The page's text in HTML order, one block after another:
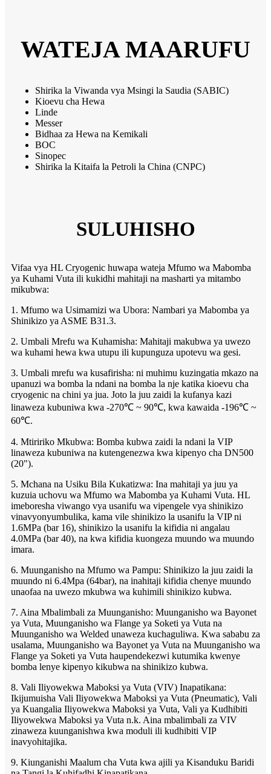
WATEJA MAARUFU
Shirika la Viwanda vya Msingi la Saudia (SABIC)
Kioevu cha Hewa
Linde
Messer
Bidhaa za Hewa na Kemikali
BOC
Sinopec
Shirika la Kitaifa la Petroli la China (CNPC)
SULUHISHO
Vifaa vya HL Cryogenic huwapa wateja Mfumo wa Mabomba
ya Kuhami Vuta ili kukidhi mahitaji na masharti ya mitambo
mikubwa:
1. Mfumo wa Usimamizi wa Ubora: Nambari ya Mabomba ya
Shinikizo ya ASME B31.3.
2. Umbali Mrefu wa Kuhamisha: Mahitaji makubwa ya uwezo
wa kuhami hewa kwa utupu ili kupunguza upotevu wa gesi.
3. Umbali mrefu wa kusafirisha: ni muhimu kuzingatia mkazo na
upanuzi wa bomba la ndani na bomba la nje katika kioevu cha
cryogenic na chini ya jua. Joto la juu zaidi la kufanya kazi
linaweza kubuniwa kwa -270℃ ~ 90℃, kwa kawaida -196℃ ~
60℃.
4. Mtiririko Mkubwa: Bomba kubwa zaidi la ndani la VIP
linaweza kubuniwa na kutengenezwa kwa kipenyo cha DN500
(20").
5. Mchana na Usiku Bila Kukatizwa: Ina mahitaji ya juu ya
kuzuia uchovu wa Mfumo wa Mabomba ya Kuhami Vuta. HL
imeboresha viwango vya usanifu wa vipengele vya shinikizo
vinavyonyumbulika, kama vile shinikizo la usanifu la VIP ni
1.6MPa (bar 16), shinikizo la usanifu la kifidia ni angalau
4.0MPa (bar 40), na kwa kifidia kuongeza muundo wa muundo
imara.
6. Muunganisho na Mfumo wa Pampu: Shinikizo la juu zaidi la
muundo ni 6.4Mpa (64bar), na inahitaji kifidia chenye muundo
unaofaa na uwezo mkubwa wa kuhimili shinikizo kubwa.
7. Aina Mbalimbali za Muunganisho: Muunganisho wa Bayonet
ya Vuta, Muunganisho wa Flange ya Soketi ya Vuta na
Muunganisho wa Welded unaweza kuchaguliwa. Kwa sababu za
usalama, Muunganisho wa Bayonet ya Vuta na Muunganisho wa
Flange ya Soketi ya Vuta haupendekezwi kutumika kwenye
bomba lenye kipenyo kikubwa na shinikizo kubwa.
8. Vali Iliyowekwa Maboksi ya Vuta (VIV) Inapatikana:
Ikijumuisha Vali Iliyowekwa Maboksi ya Vuta (Pneumatic), Vali
ya Kuangalia Iliyowekwa Maboksi ya Vuta, Vali ya Kudhibiti
Iliyowekwa Maboksi ya Vuta n.k. Aina mbalimbali za VIV
zinaweza kuunganishwa kwa moduli ili kudhibiti VIP
inavyohitajika.
9. Kiunganishi Maalum cha Vuta kwa ajili ya Kisanduku Baridi